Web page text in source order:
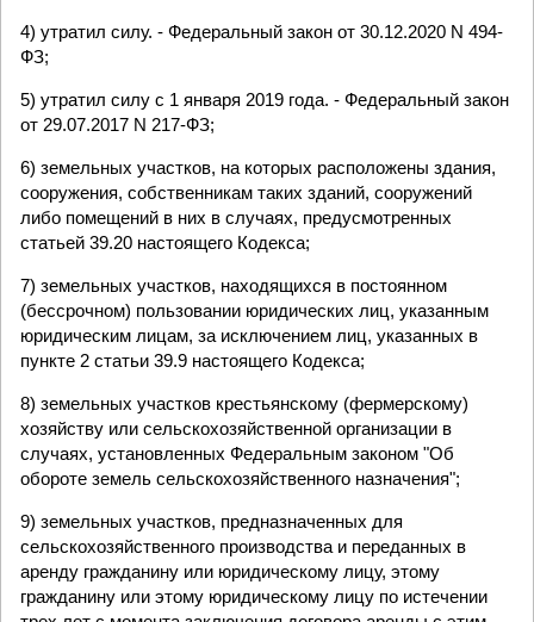
4) утратил силу. - Федеральный закон от 30.12.2020 N 494-
ФЗ;
5) утратил силу с 1 января 2019 года. - Федеральный закон
от 29.07.2017 N 217-ФЗ;
6) земельных участков, на которых расположены здания,
сооружения, собственникам таких зданий, сооружений
либо помещений в них в случаях, предусмотренных
статьей 39.20 настоящего Кодекса;
7) земельных участков, находящихся в постоянном
(бессрочном) пользовании юридических лиц, указанным
юридическим лицам, за исключением лиц, указанных в
пункте 2 статьи 39.9 настоящего Кодекса;
8) земельных участков крестьянскому (фермерскому)
хозяйству или сельскохозяйственной организации в
случаях, установленных Федеральным законом "Об
обороте земель сельскохозяйственного назначения";
9) земельных участков, предназначенных для
сельскохозяйственного производства и переданных в
аренду гражданину или юридическому лицу, этому
гражданину или этому юридическому лицу по истечении